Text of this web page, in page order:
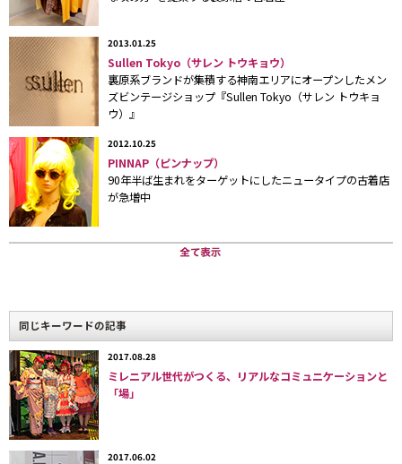
こちらはユーズドのお人形。「少女特有の無邪気な残酷さを表現したい」
（田村さん）。
まるでおもちゃのようなキッチュなアクセサリーたち。
ドメスティックブランド「ONNNA:（オンナ）」が同店のためにリメイクし
たチュニック。
2013.01.25
Sullen Tokyo（サレン トウキョウ）
裏原系ブランドが集積する神南エリアにオープンしたメン
ズビンテージショップ『Sullen Tokyo（サレン トウキョ
ウ）』
2012.10.25
PINNAP（ピンナップ）
90年半ば生まれをターゲットにしたニュータイプの古着店
が急増中
同じキーワードの記事
2017.08.28
ミレニアル世代がつくる、リアルなコミュニケーションと
「場」
2017.06.02